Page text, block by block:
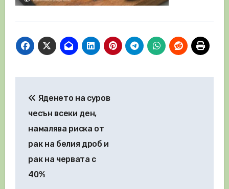
Яденето на суров
чесън всеки ден,
намалява риска от
рак на белия дроб и
рак на червата с
40%